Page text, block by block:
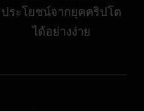
ประโยชน์จากยุคคริปโต
ได้อย่างง่าย